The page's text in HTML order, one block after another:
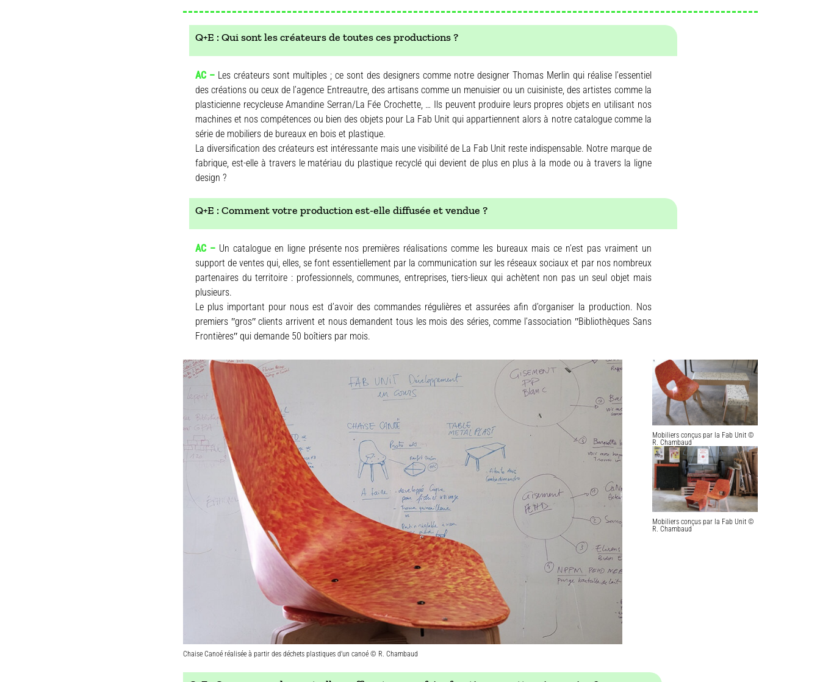
Q+E : Qui sont les créateurs de toutes ces productions ?
AC – Les créateurs sont multiples ; ce sont des designers comme notre designer Thomas Merlin qui réalise l’essentiel
des créations ou ceux de l’agence Entreautre, des artisans comme un menuisier ou un cuisiniste, des artistes comme la
plasticienne recycleuse Amandine Serran/La Fée Crochette, … Ils peuvent produire leurs propres objets en utilisant nos
machines et nos compétences ou bien des objets pour La Fab Unit qui appartiennent alors à notre catalogue comme la
série de mobiliers de bureaux en bois et plastique.
La diversification des créateurs est intéressante mais une visibilité de La Fab Unit reste indispensable. Notre marque de
fabrique, est-elle à travers le matériau du plastique recyclé qui devient de plus en plus à la mode ou à travers la ligne
design ?
Q+E : Comment votre production est-elle diffusée et vendue ?
AC – Un catalogue en ligne présente nos premières réalisations comme les bureaux mais ce n’est pas vraiment un
support de ventes qui, elles, se font essentiellement par la communication sur les réseaux sociaux et par nos nombreux
partenaires du territoire : professionnels, communes, entreprises, tiers-lieux qui achètent non pas un seul objet mais
plusieurs.
Le plus important pour nous est d’avoir des commandes régulières et assurées afin d’organiser la production. Nos
premiers ʺgrosʺ clients arrivent et nous demandent tous les mois des séries, comme l’association ʺBibliothèques Sans
Frontièresʺ qui demande 50 boîtiers par mois.
Chaise Canoé réalisée à partir des déchets plastiques d’un canoé © R. Chambaud
Mobiliers conçus par la Fab Unit ©
R. Chambaud
Mobiliers conçus par la Fab Unit ©
R. Chambaud